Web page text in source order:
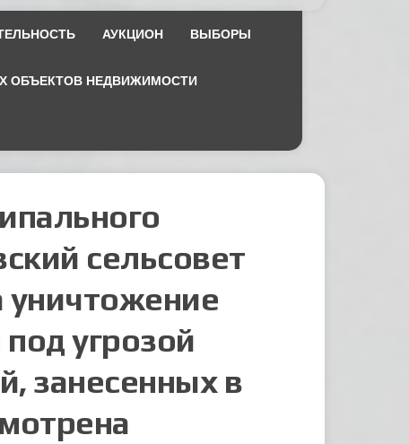
АУКЦИОН ВЫБОРЫ
ОБЪЕКТОВ НЕДВИЖИМОСТИ
сельсовет
уничтожение
угрозой
занесенных в